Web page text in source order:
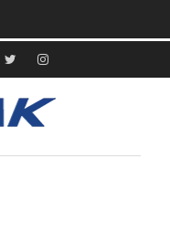
TwitterInstagram